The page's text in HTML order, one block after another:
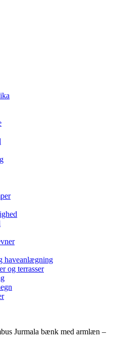
haveanlægning
og terrasser
Jurmala bænk med armlæn –